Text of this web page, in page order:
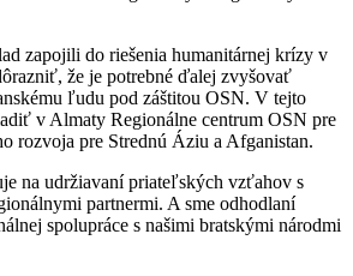
zapojili do riešenia humanitárnej krízy v
že je potrebné ďalej zvyšovať
ľudu pod záštitou OSN. V tejto
v Almaty Regionálne centrum OSN pre
rozvoja pre Strednú Áziu a Afganistan.
na udržiavaní priateľských vzťahov s
partnermi. A sme odhodlaní
spolupráce s našimi bratskými národmi